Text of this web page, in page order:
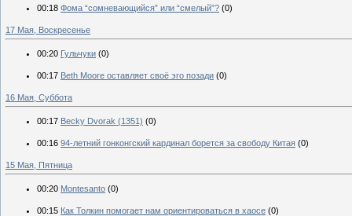
00:18 Фома “сомневающийся” или “смелый”? (0)
17 Мая, Воскресенье
00:20 Гульчуки (0)
00:17 Beth Moore оставляет своё эго позади (0)
16 Мая, Суббота
00:17 Becky Dvorak (1351) (0)
00:16 94-летний гонконгский кардинал борется за свободу Китая (0)
15 Мая, Пятница
00:20 Montesanto (0)
00:15 Как Толкин помогает нам ориентироваться в хаосе (0)